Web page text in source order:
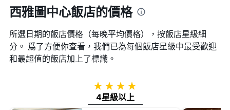
西雅圖中心飯店的價格
所選日期的飯店價格（每晚平均價格），按飯店星級細
分。 爲了方便你查看，我們已為每個飯店星級中最受歡迎
和最超值的飯店加上了標識。
4星級
4星級以上